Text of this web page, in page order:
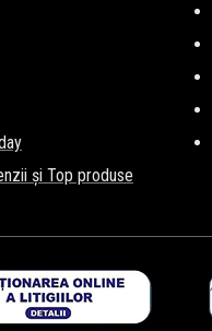
și Top produse